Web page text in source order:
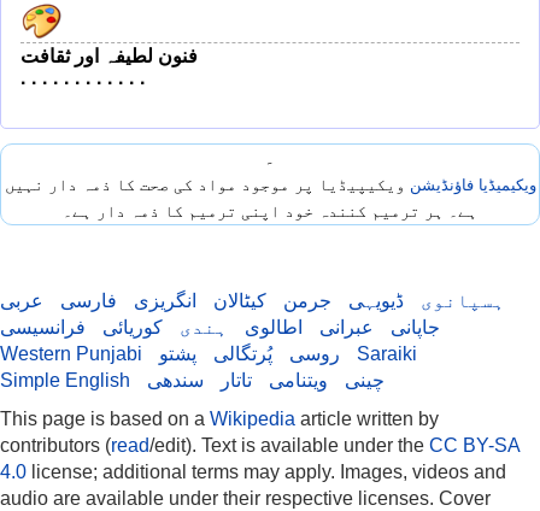
فنون لطیفہ اور ثقافت
· · · · · · · · · · · ·
ویکیمیڈیا فاؤنڈیشن ویکیپیڈیا پر موجود مواد کی صحت کا ذمہ دار نہیں
ہے۔ ہر ترمیم کنندہ خود اپنی ترمیم کا ذمہ دار ہے۔
عربی فارسی انگریزی کیٹالان جرمن ڈیویہی
ہسپانوی
فرانسیسی
کوریائی ہندی اطالوی عبرانی
جاپانی
Western Punjabi
پشتو پُرتگالی روسی
Saraiki
Simple English
سندھی تاتار ویتنامی
چینی
This page is based on a Wikipedia article written by
contributors (read/edit). Text is available under the CC BY-SA
4.0 license; additional terms may apply. Images, videos and
audio are available under their respective licenses. Cover